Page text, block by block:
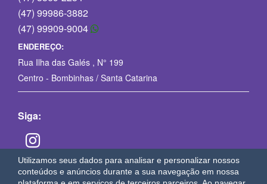
Utilizamos seus dados para analisar e personalizar nossos
conteúdos e anúncios durante a sua navegação em nossa
(47) 99986-3882
(47) 99909-9004
ENDEREÇO:
Rua Ilha das Galés , N° 199
Centro - Bombinhas / Santa Catarina
Siga: